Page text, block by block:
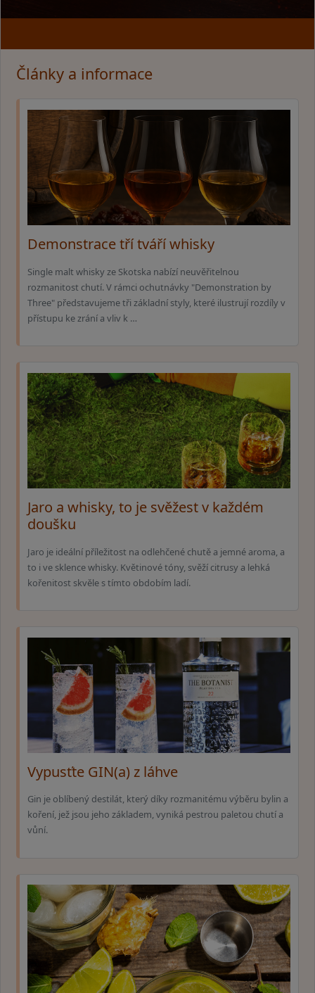
Články a informace
Demonstrace tří tváří whisky
Single malt whisky ze Skotska nabízí neuvěřitelnou
rozmanitost chutí. V rámci ochutnávky "Demonstration by
Three" představujeme tři základní styly, které ilustrují rozdíly v
přístupu ke zrání a vliv k …
Jaro a whisky, to je svěžest v každém
doušku
Jaro je ideální příležitost na odlehčené chutě a jemné aroma, a
to i ve sklence whisky. Květinové tóny, svěží citrusy a lehká
kořenitost skvěle s tímto obdobím ladí.
Vypusťte GIN(a) z láhve
Gin je oblíbený destilát, který díky rozmanitému výběru bylin a
koření, jež jsou jeho základem, vyniká pestrou paletou chutí a
vůní.